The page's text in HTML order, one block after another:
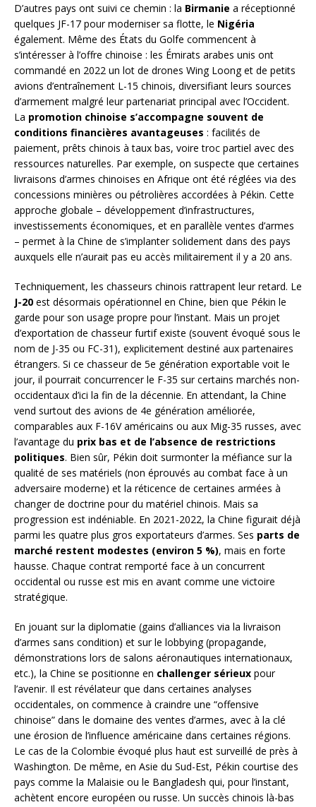
D’autres pays ont suivi ce chemin : la Birmanie a réceptionné
quelques JF-17 pour moderniser sa flotte, le Nigéria
également. Même des États du Golfe commencent à
s’intéresser à l’offre chinoise : les Émirats arabes unis ont
commandé en 2022 un lot de drones Wing Loong et de petits
avions d’entraînement L-15 chinois, diversifiant leurs sources
d’armement malgré leur partenariat principal avec l’Occident.
La promotion chinoise s’accompagne souvent de
conditions financières avantageuses : facilités de
paiement, prêts chinois à taux bas, voire troc partiel avec des
ressources naturelles. Par exemple, on suspecte que certaines
livraisons d’armes chinoises en Afrique ont été réglées via des
concessions minières ou pétrolières accordées à Pékin. Cette
approche globale – développement d’infrastructures,
investissements économiques, et en parallèle ventes d’armes
– permet à la Chine de s’implanter solidement dans des pays
auxquels elle n’aurait pas eu accès militairement il y a 20 ans.
Techniquement, les chasseurs chinois rattrapent leur retard. Le
J-20 est désormais opérationnel en Chine, bien que Pékin le
garde pour son usage propre pour l’instant. Mais un projet
d’exportation de chasseur furtif existe (souvent évoqué sous le
nom de J-35 ou FC-31), explicitement destiné aux partenaires
étrangers. Si ce chasseur de 5e génération exportable voit le
jour, il pourrait concurrencer le F-35 sur certains marchés non-
occidentaux d’ici la fin de la décennie. En attendant, la Chine
vend surtout des avions de 4e génération améliorée,
comparables aux F-16V américains ou aux Mig-35 russes, avec
l’avantage du prix bas et de l’absence de restrictions
politiques. Bien sûr, Pékin doit surmonter la méfiance sur la
qualité de ses matériels (non éprouvés au combat face à un
adversaire moderne) et la réticence de certaines armées à
changer de doctrine pour du matériel chinois. Mais sa
progression est indéniable. En 2021-2022, la Chine figurait déjà
parmi les quatre plus gros exportateurs d’armes. Ses parts de
marché restent modestes (environ 5 %), mais en forte
hausse. Chaque contrat remporté face à un concurrent
occidental ou russe est mis en avant comme une victoire
stratégique.
En jouant sur la diplomatie (gains d’alliances via la livraison
d’armes sans condition) et sur le lobbying (propagande,
démonstrations lors de salons aéronautiques internationaux,
etc.), la Chine se positionne en challenger sérieux pour
l’avenir. Il est révélateur que dans certaines analyses
occidentales, on commence à craindre une “offensive
chinoise” dans le domaine des ventes d’armes, avec à la clé
une érosion de l’influence américaine dans certaines régions.
Le cas de la Colombie évoqué plus haut est surveillé de près à
Washington. De même, en Asie du Sud-Est, Pékin courtise des
pays comme la Malaisie ou le Bangladesh qui, pour l’instant,
achètent encore européen ou russe. Un succès chinois là-bas